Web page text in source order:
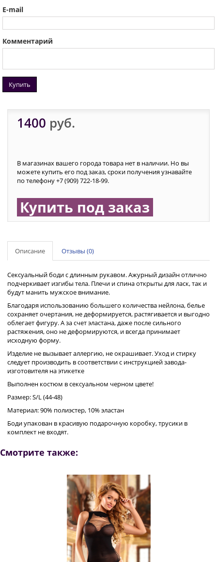
E-mail
Комментарий
Купить
1400 руб.
В магазинах вашего города товара нет в наличии. Но вы
можете купить его под заказ, сроки получения узнавайте
по телефону +7 (909) 722-18-99.
Купить под заказ
Описание Отзывы (0)
Сексуальный боди с длинным рукавом. Ажурный дизайн отлично
подчеркивает изгибы тела. Плечи и спина открыты для ласк, так и
будут манить мужское внимание.
Благодаря использованию большего количества нейлона, белье
сохраняет очертания, не деформируется, растягивается и выгодно
облегает фигуру. А за счет эластана, даже после сильного
растяжения, оно не деформируются, и всегда принимает
исходную форму.
Изделие не вызывает аллергию, не окрашивает. Уход и стирку
следует производить в соответствии с инструкцией завода-
изготовителя на этикетке
Выполнен костюм в сексуальном черном цвете!
Размер: S/L (44-48)
Материал: 90% полиэстер, 10% эластан
Боди упакован в красивую подарочную коробку, трусики в
комплект не входят.
Смотрите также: